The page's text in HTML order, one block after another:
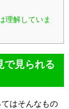
理解していま
で見られる
はそんなもの